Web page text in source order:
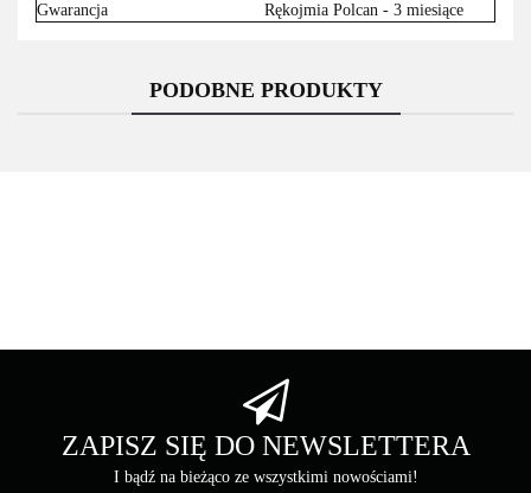
Gwarancja
Rękojmia Polcan - 3 miesiące
PODOBNE PRODUKTY
Brother
ZAPISZ SIĘ DO NEWSLETTERA
I bądź na bieżąco ze wszystkimi nowościami!